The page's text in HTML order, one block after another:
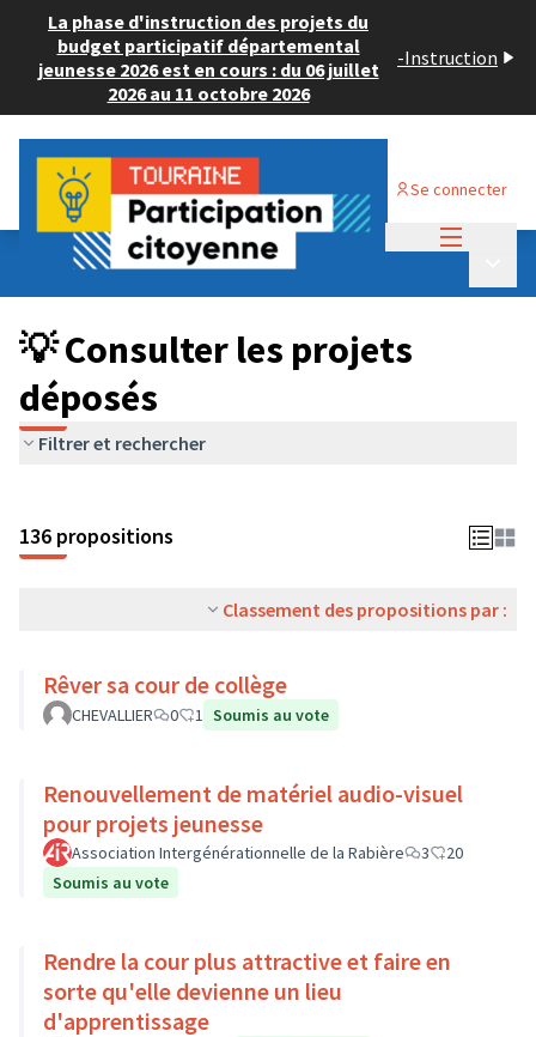
La phase d'instruction des projets du
budget participatif départemental
jeunesse 2026 est en cours : du 06 juillet
2026 au 11 octobre 2026
-Instruction
Se connecter
Budget Participatif JEUNESSE 2024
💡 Consulter les projets déposés
💡 Consulter les projets
déposés
Filtrer et rechercher
136 propositions
Classement des propositions par :
Rêver sa cour de collège
CHEVALLIER 0 1 Soumis au vote
Renouvellement de matériel audio-visuel
pour projets jeunesse
Association Intergénérationnelle de la Rabière 3
20
Soumis au vote
Rendre la cour plus attractive et faire en
sorte qu'elle devienne un lieu
d'apprentissage